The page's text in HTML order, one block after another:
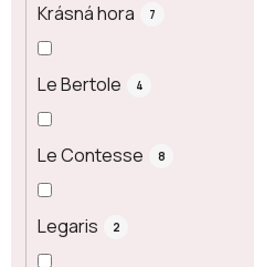
Krásná hora 7
Le Bertole 4
Le Contesse 8
Legaris 2